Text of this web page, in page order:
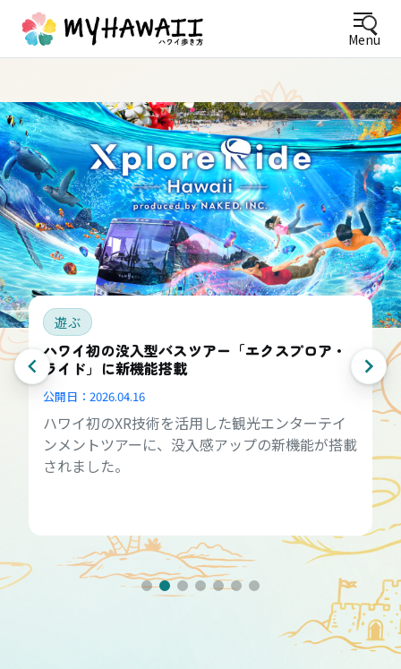
Menu
遊ぶ
ハワイ初の没入型バスツアー「エクスプロア・
ライド」に新機能搭載
公開日： 2026.04.16
ハワイ初のXR技術を活用した観光エンターテイ
ンメントツアーに、没入感アップの新機能が搭載
されました。